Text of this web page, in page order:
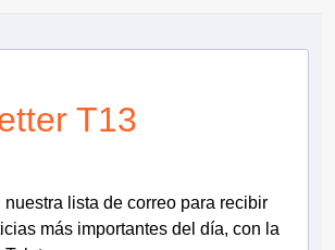
T13
nuestra lista de correo para recibir
más importantes del día, con la